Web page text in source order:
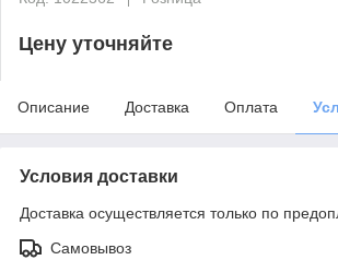
Цену уточняйте
Описание Доставка Оплата
Условия доставки
Доставка осуществляется только по
Самовывоз